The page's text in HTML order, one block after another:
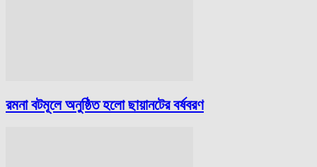
রমনা বটমূলে অনুষ্ঠিত হলো ছায়ানটের বর্ষবরণ